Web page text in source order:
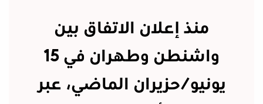
منذ إعلان الاتفاق بين
واشنطن وطهران في 15
يونيو/حزيران الماضي، عبر